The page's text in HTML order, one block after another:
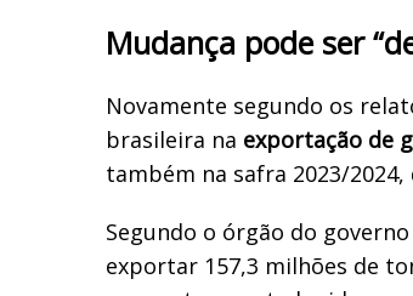
Mudança pode ser
Novamente segundo os
brasileira na exportação de
também na safra 2023/
Segundo o órgão do
exportar 157,3 milhões de